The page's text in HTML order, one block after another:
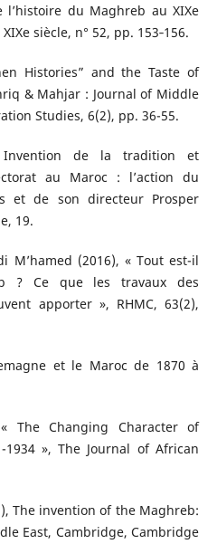
l’histoire du Maghreb au XIXe
siècle, n° 52, pp. 153‑156.
Histories” and the Taste of
& Mahjar : Journal of Middle
Studies, 6(2), pp. 36-55.
de la tradition et
au Maroc : l’action du
et de son directeur Prosper
19.
M’hamed (2016), « Tout est-il
? Ce que les travaux des
apporter », RHMC, 63(2),
et le Maroc de 1870 à
The Changing Character of
1934 », The Journal of African
The invention of the Maghreb:
East, Cambridge, Cambridge